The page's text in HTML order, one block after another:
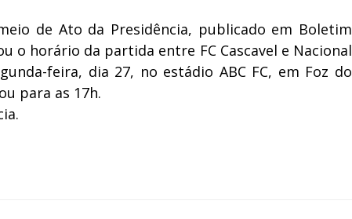
de Ato da Presidência, publicado em Boletim
o horário da partida entre FC Cascavel e Nacional
feira, dia 27, no estádio ABC FC, em Foz do
para as 17h.